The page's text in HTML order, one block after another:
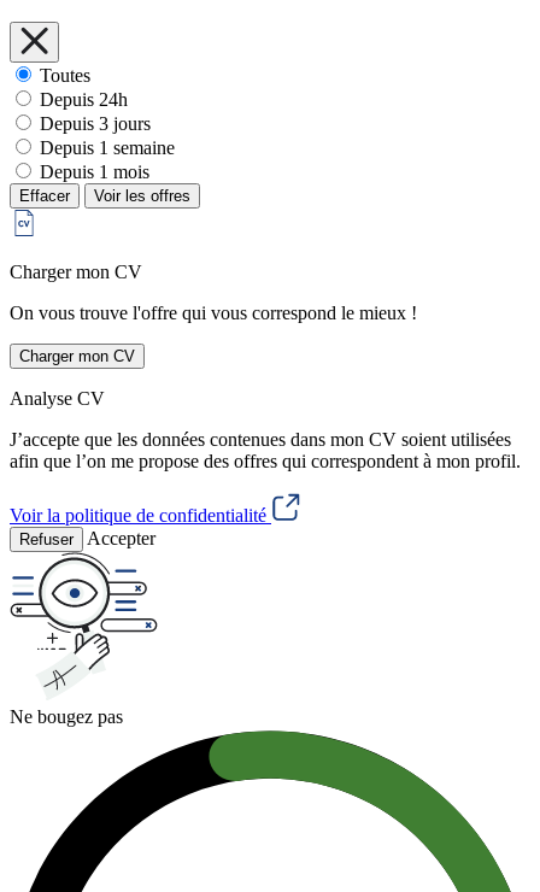
Toutes
Depuis 24h
Depuis 3 jours
Depuis 1 semaine
Depuis 1 mois
Effacer Voir les offres
Charger mon CV
On vous trouve l'offre qui vous correspond le mieux !
Charger mon CV
Analyse CV
J’accepte que les données contenues dans mon CV soient utilisées
afin que l’on me propose des offres qui correspondent à mon profil.
Voir la politique de confidentialité
Refuser Accepter
Ne bougez pas